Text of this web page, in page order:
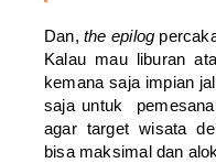
Dan,the epilog
Kalau mau liburan
kemana saja impian
saja untuk
agar target wisata
bisa maksimal dan